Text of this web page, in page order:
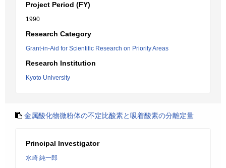
Project Period (FY)
1990
Research Category
Grant-in-Aid for Scientific Research on Priority Areas
Research Institution
Kyoto University
金属酸化物微粉体の不定比酸素と吸着酸素の分離定量
Principal Investigator
水崎 純一郎